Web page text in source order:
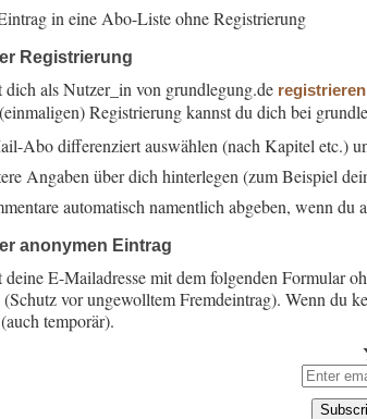
in eine Abo-Liste ohne Registrierung
Registrierung
dich als Nutzer_in von grundlegung.de registrieren
Registrierung kannst du dich bei
Abo differenziert auswählen (nach Kapitel etc.)
Angaben über dich hinterlegen (zum Beispiel
automatisch namentlich abgeben, wenn
anonymen Eintrag
deine E-Mailadresse mit dem folgenden Formular
(Schutz vor ungewolltem Fremdeintrag). Wenn du
temporär).